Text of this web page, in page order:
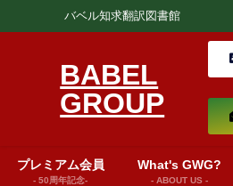
バベル知求翻訳図書館
BABEL
GROUP
プレミアム会員
- 50周年記念-
What's GWG?
- ABOUT US -